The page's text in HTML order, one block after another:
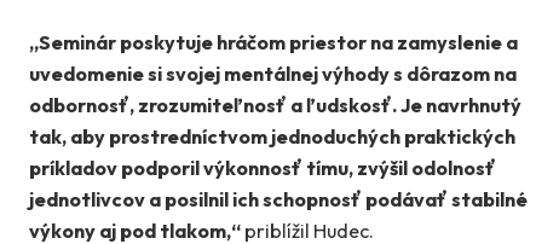
„Seminár poskytuje hráčom priestor na zamyslenie a
uvedomenie si svojej mentálnej výhody s dôrazom na
odbornosť, zrozumiteľnosť a ľudskosť. Je navrhnutý
tak, aby prostredníctvom jednoduchých praktických
príkladov podporil výkonnosť tímu, zvýšil odolnosť
jednotlivcov a posilnil ich schopnosť podávať stabilné
výkony aj pod tlakom,“ priblížil Hudec.